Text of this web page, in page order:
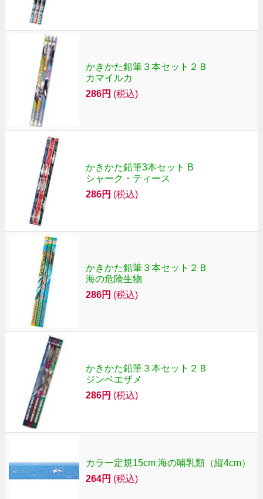
かきかた鉛筆３本セット２Ｂ
カマイルカ
286円 (税込)
かきかた鉛筆3本セット B
シャーク・ティース
286円 (税込)
かきかた鉛筆３本セット２Ｂ
海の危険生物
286円 (税込)
かきかた鉛筆３本セット２Ｂ
ジンベエザメ
286円 (税込)
カラー定規15cm 海の哺乳類（縦4cm）
264円 (税込)